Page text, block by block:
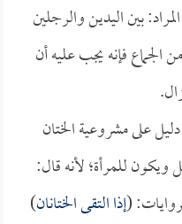
بين اليدين والرجلين
فإنه يجب عليه أن
على مشروعية الختان
ويكون للمرأة؛ لأنه قال:
(إذا التقى الختانان)